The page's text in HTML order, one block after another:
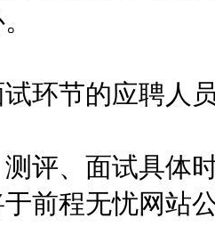
节的应聘人员
、面试具体时
前程无忧网站